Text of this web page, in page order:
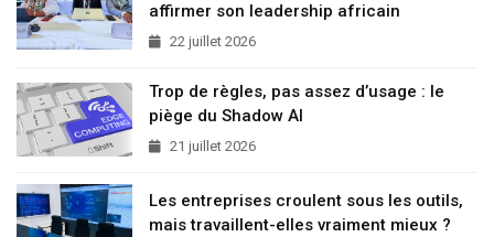
affirmer son leadership africain
22 juillet 2026
Trop de règles, pas assez d’usage : le
piège du Shadow AI
21 juillet 2026
Les entreprises croulent sous les outils,
mais travaillent-elles vraiment mieux ?